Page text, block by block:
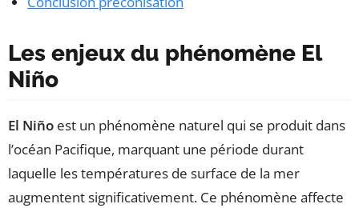
Les enjeux du phénomène El
Niño
El Niño est un phénomène naturel qui se produit dans
l’océan Pacifique, marquant une période durant
laquelle les températures de surface de la mer
augmentent significativement. Ce phénomène affecte